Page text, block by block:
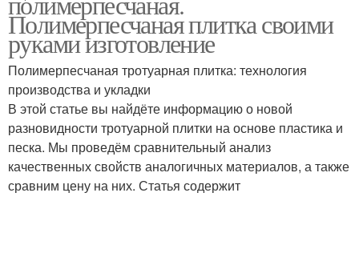
Полимерпесчаная плитка своими
руками изготовление
Полимерпесчаная тротуарная плитка: технология
производства и укладки
В этой статье вы найдёте информацию о новой
разновидности тротуарной плитки на основе пластика и
песка. Мы проведём сравнительный анализ
качественных свойств аналогичных материалов, а также
сравним цену на них. Статья содержит